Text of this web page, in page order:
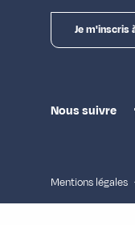
Je m'inscris
Nous suivre
Mentions légales